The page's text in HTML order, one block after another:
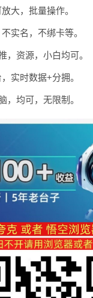
大，批量操作。
实名，不绑卡等。
，资源，小白均可。
实时数据+分拥。
，均可，无限制。